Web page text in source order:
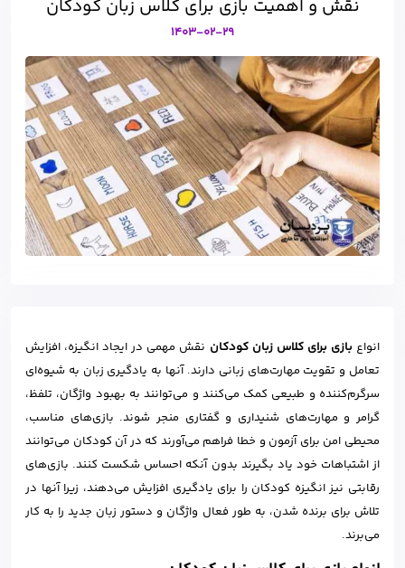
نقش و اهمیت بازی برای کلاس زبان کودکان
1403-02-29
انواع بازی‌ برای کلاس زبان کودکان نقش مهمی در ایجاد انگیزه، افزایش
تعامل و تقویت مهارت‌های زبانی دارند. آنها به یادگیری زبان به شیوه‌ای
سرگرم‌کننده و طبیعی کمک می‌کنند و می‌توانند به بهبود واژگان، تلفظ،
گرامر و مهارت‌های شنیداری و گفتاری منجر شوند. بازی‌های مناسب،
محیطی امن برای آزمون و خطا فراهم می‌آورند که در آن کودکان می‌توانند
از اشتباهات خود یاد بگیرند بدون آنکه احساس شکست کنند. بازی‌های
رقابتی نیز انگیزه کودکان را برای یادگیری افزایش می‌دهند، زیرا آنها در
تلاش برای برنده شدن، به طور فعال واژگان و دستور زبان جدید را به کار
می‌برند.